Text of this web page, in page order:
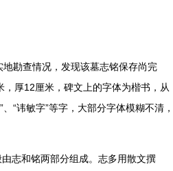
勘查情况，发现该墓志铭保存尚完
厚12厘米，碑文上的字体为楷书，从
“讳敏字”等字，大部分字体模糊不清，
志和铭两部分组成。志多用散文撰